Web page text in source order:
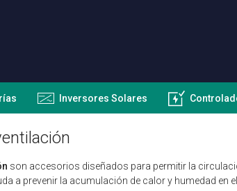
Inversores Solares
son accesorios diseñados para permitir la
a prevenir la acumulación de calor y humedad en